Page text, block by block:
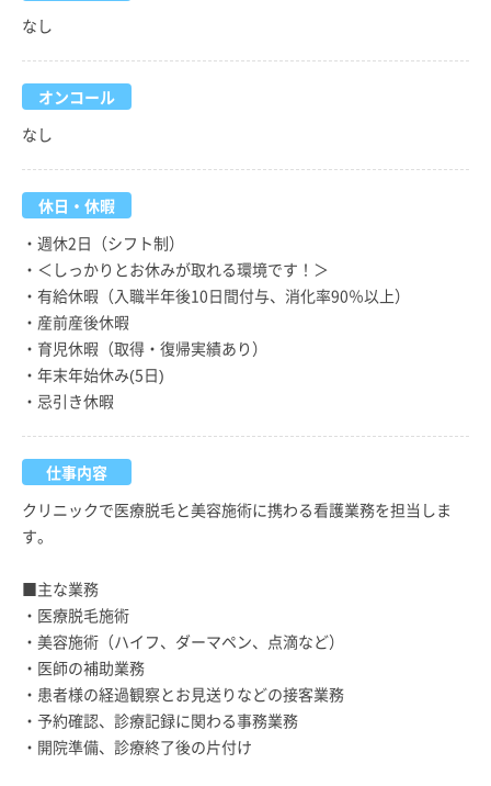
なし
オンコール
なし
休日・休暇
・週休2日（シフト制）
・＜しっかりとお休みが取れる環境です！＞
・有給休暇（入職半年後10日間付与、消化率90％以上）
・産前産後休暇
・育児休暇（取得・復帰実績あり）
・年末年始休み(5日)
・忌引き休暇
仕事内容
クリニックで医療脱毛と美容施術に携わる看護業務を担当しま
す。
■主な業務
・医療脱毛施術
・美容施術（ハイフ、ダーマペン、点滴など）
・医師の補助業務
・患者様の経過観察とお見送りなどの接客業務
・予約確認、診療記録に関わる事務業務
・開院準備、診療終了後の片付け